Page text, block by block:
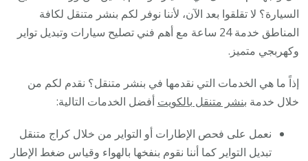
السيارة؟ لا تقلقوا بعد الآن، لأننا نوفر لكم بنشر متنقل لكافة
المناطق خدمة 24 ساعة مع أهم فني تصليح سيارات وتبديل تواير
وكهربجي متميز.
إذاً ما هي الخدمات التي نقدمها في بنشر متنقل؟ نقدم لكم من
خلال خدمة بنشر متنقل بالكويت أفضل الخدمات التالية:
نعمل على فحص الإطارات أو التواير من خلال كراج متنقل
تبديل التواير كما أننا نقوم بنفخها بالهواء وقياس ضغط الإطار